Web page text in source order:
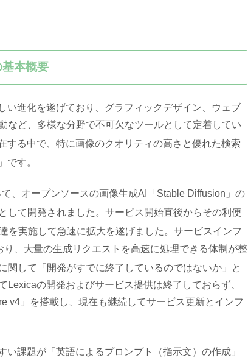
本概要
い進化を遂げており、グラフィックデザイン、ウェブ
など、多様な分野で不可欠なツールとして定着してい
する中で、特に画像のクオリティの高さと優れた検索
です。
、オープンソースの画像生成AI「Stable Diffusion」の
して開発されました 。サービス開始直後からその利便
を実施して急速に拡大を遂げました。サービスインフ
、大量の生成リクエストを高速に処理できる体制が整
関して「開発がすでに終了しているのではないか」と
の開発およびサービス提供は終了しておらず、
v4」を搭載し、現在も継続してサービス更新とインフ
課題が「英語によるプロンプト（指示文）の作成」